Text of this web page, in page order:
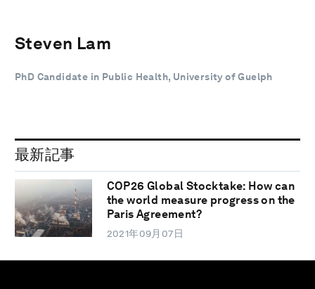
Steven Lam
PhD Candidate in Public Health, University of Guelph
最新記事
COP26 Global Stocktake: How can
the world measure progress on the
Paris Agreement?
2021年09月07日